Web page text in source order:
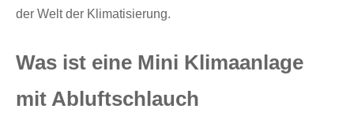
der Welt der Klimatisierung.
Was ist eine Mini Klimaanlage
mit Abluftschlauch